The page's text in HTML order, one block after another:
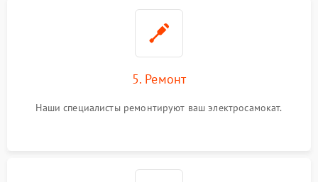
5. Ремонт
Наши специалисты ремонтируют ваш электросамокат.